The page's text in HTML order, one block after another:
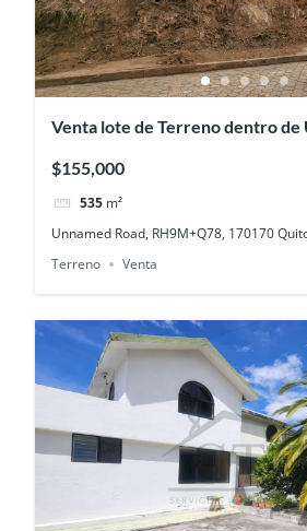
Venta lote de Terreno dentro de
$155,000
535 m²
Unnamed Road, RH9M+Q78, 170170
Terreno
Venta